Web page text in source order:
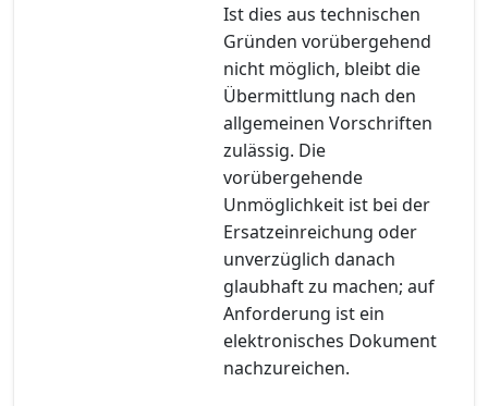
Ist dies aus technischen
Gründen vorübergehend
nicht möglich, bleibt die
Übermittlung nach den
allgemeinen Vorschriften
zulässig. Die
vorübergehende
Unmöglichkeit ist bei der
Ersatzeinreichung oder
unverzüglich danach
glaubhaft zu machen; auf
Anforderung ist ein
elektronisches Dokument
nachzureichen.